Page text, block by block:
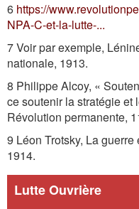
6 https://
NPA-C-et-la-lutte-...
7 Voir par exemple,
nationale, 1913.
8 Philippe Alcoy, «
ce soutenir la stratégie et
Révolution permanente,
9 Léon Trotsky, La
1914.
Lutte Ouvrière